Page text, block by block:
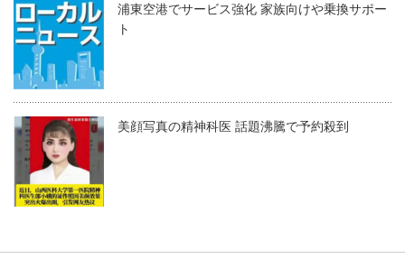
浦東空港でサービス強化 家族向けや乗換サポー
ト
美顔写真の精神科医 話題沸騰で予約殺到